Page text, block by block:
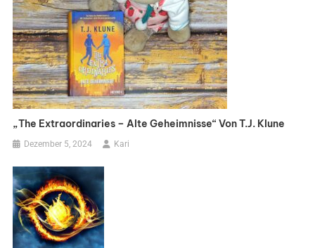
„The Extraordinaries – Alte Geheimnisse“ Von T.J. Klune
Dezember 5, 2024 Kari